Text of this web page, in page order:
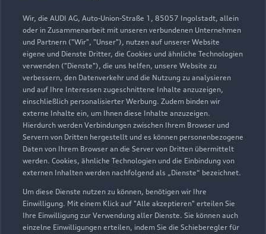
Wir, die AUDI AG, Auto-Union-Straße 1, 85057 Ingolstadt, allein
oder in Zusammenarbeit mit unseren verbundenen Unternehmen
und Partnern ("Wir", "Unser"), nutzen auf unserer Website
eigene und Dienste Dritter, die Cookies und ähnliche Technologien
verwenden ("Dienste"), die uns helfen, unsere Website zu
verbessern, den Datenverkehr und die Nutzung zu analysieren
und auf Ihre Interessen zugeschnittene Inhalte anzuzeigen,
einschließlich personalisierter Werbung. Zudem binden wir
externe Inhalte ein, um Ihnen diese Inhalte anzuzeigen.
Hierdurch werden Verbindungen zwischen Ihrem Browser und
Servern von Dritten hergestellt und es können personenbezogene
Daten von Ihrem Browser an die Server von Dritten übermittelt
werden. Cookies, ähnliche Technologien und die Einbindung von
externen Inhalten werden nachfolgend als „Dienste“ bezeichnet.
Um diese Dienste nutzen zu können, benötigen wir Ihre
Einwilligung. Mit einem Klick auf "Alle akzeptieren" erteilen Sie
Ihre Einwilligung zur Verwendung aller Dienste. Sie können auch
einzelne Einwilligungen erteilen, indem Sie die Schieberegler für
Werkstraße 2
24848 Kropp